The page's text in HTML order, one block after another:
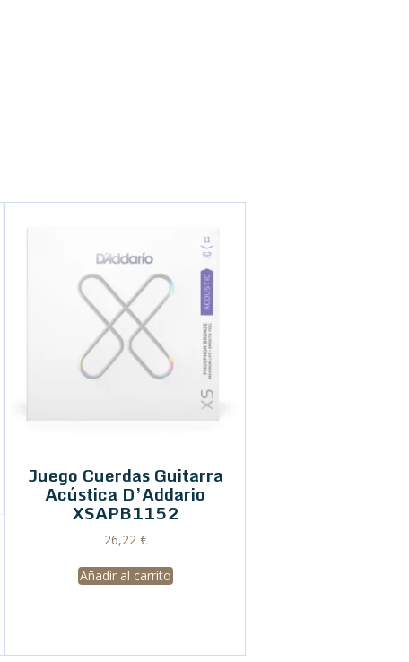
Juego Cuerdas Guitarra
Acústica D’Addario
XSAPB1152
26,22 €
Añadir al carrito